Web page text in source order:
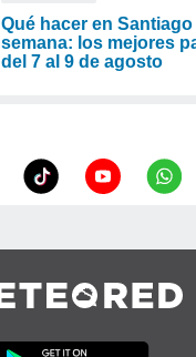
Qué hacer en
semana: los mejores
del 7 al 9 de agosto